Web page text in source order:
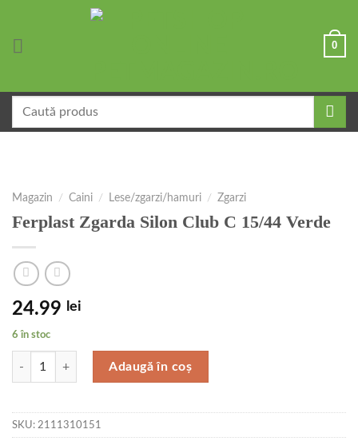
0
după:
Magazin / Caini / Lese/zgarzi/hamuri / Zgarzi
Ferplast Zgarda Silon Club C 15/44 Verde
24.99 lei
6 în stoc
Cantitate Ferplast Zgarda Silon Club C 15/44 Verde
Adaugă în coș
SKU: 2111310151